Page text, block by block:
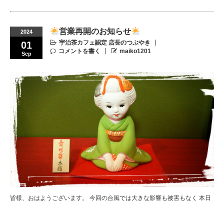
2024
01
Sep
営業再開のお知らせ
宇治茶カフェ認定 店長のつぶやき
コメントを書く
maiko1201
皆様、おはようございます。 今回の台風では大きな影響も被害もなく 本日